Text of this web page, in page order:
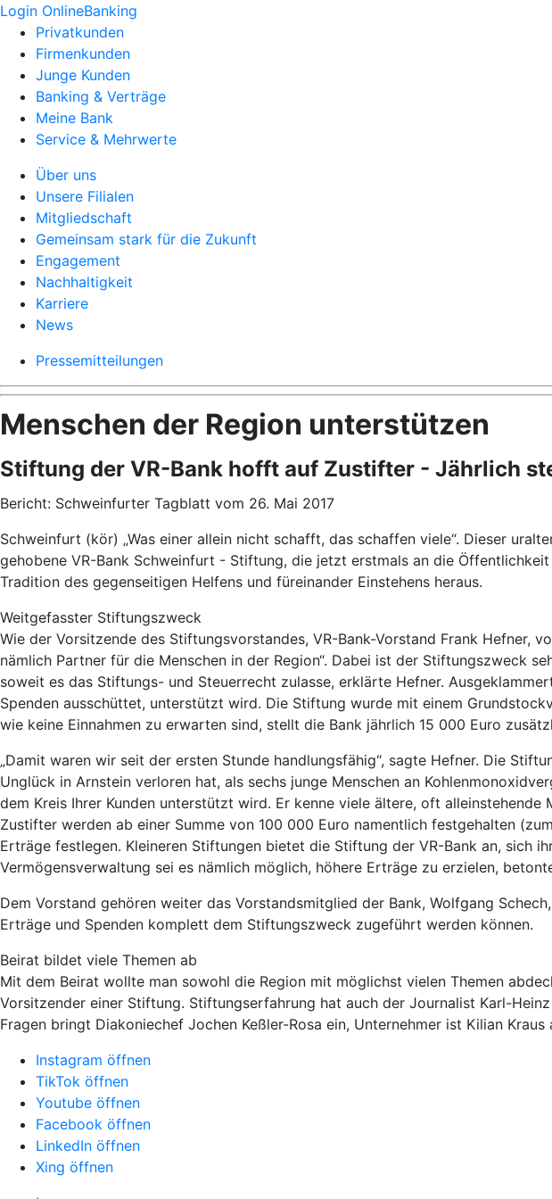
Login OnlineBanking
Privatkunden
Firmenkunden
Junge Kunden
Banking & Verträge
Meine Bank
Service & Mehrwerte
Über uns
Unsere Filialen
Mitgliedschaft
Gemeinsam stark für die Zukunft
Engagement
Nachhaltigkeit
Karriere
News
Pressemitteilungen
Menschen der Region unterstützen
Stiftung der VR-Bank hofft auf Zustifter - Jährlich
Bericht: Schweinfurter Tagblatt vom 26. Mai 2017
Schweinfurt (kör) „Was einer allein nicht schafft, das schaffen viele“. Dieser
gehobene VR-Bank Schweinfurt - Stiftung, die jetzt erstmals an die
Tradition des gegenseitigen Helfens und füreinander Einstehens heraus.
Weitgefasster Stiftungszweck
Wie der Vorsitzende des Stiftungsvorstandes, VR-Bank-Vorstand Frank Hefner,
nämlich Partner für die Menschen in der Region“. Dabei ist der Stiftungszweck
soweit es das Stiftungs- und Steuerrecht zulasse, erklärte Hefner.
Spenden ausschüttet, unterstützt wird. Die Stiftung wurde mit einem
wie keine Einnahmen zu erwarten sind, stellt die Bank jährlich 15 000 Euro
„Damit waren wir seit der ersten Stunde handlungsfähig“, sagte Hefner. Die
Unglück in Arnstein verloren hat, als sechs junge Menschen an
dem Kreis Ihrer Kunden unterstützt wird. Er kenne viele ältere, oft alleinstehende
Zustifter werden ab einer Summe von 100 000 Euro namentlich festgehalten
Erträge festlegen. Kleineren Stiftungen bietet die Stiftung der VR-Bank an, sich
Vermögensverwaltung sei es nämlich möglich, höhere Erträge zu erzielen,
Dem Vorstand gehören weiter das Vorstandsmitglied der Bank, Wolfgang
Erträge und Spenden komplett dem Stiftungszweck zugeführt werden können.
Beirat bildet viele Themen ab
Mit dem Beirat wollte man sowohl die Region mit möglichst vielen Themen
Vorsitzender einer Stiftung. Stiftungserfahrung hat auch der Journalist Karl-
Fragen bringt Diakoniechef Jochen Keßler-Rosa ein, Unternehmer ist Kilian Kraus
Instagram öffnen
TikTok öffnen
Youtube öffnen
Facebook öffnen
LinkedIn öffnen
Xing öffnen